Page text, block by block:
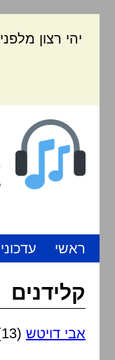
יהי רצון
ראשי
קלידנים
אבי דויטש (13)